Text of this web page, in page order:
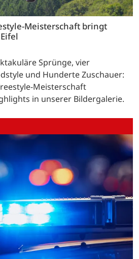
Meisterschaft bringt
Sprünge, vier
und Hunderte Zuschauer:
Meisterschaft
in unserer Bildergalerie.